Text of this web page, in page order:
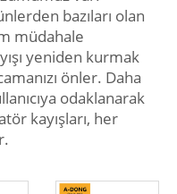
bazıları olan
müdahale
yeniden kurmak
önler. Daha
odaklanarak
kayışları, her